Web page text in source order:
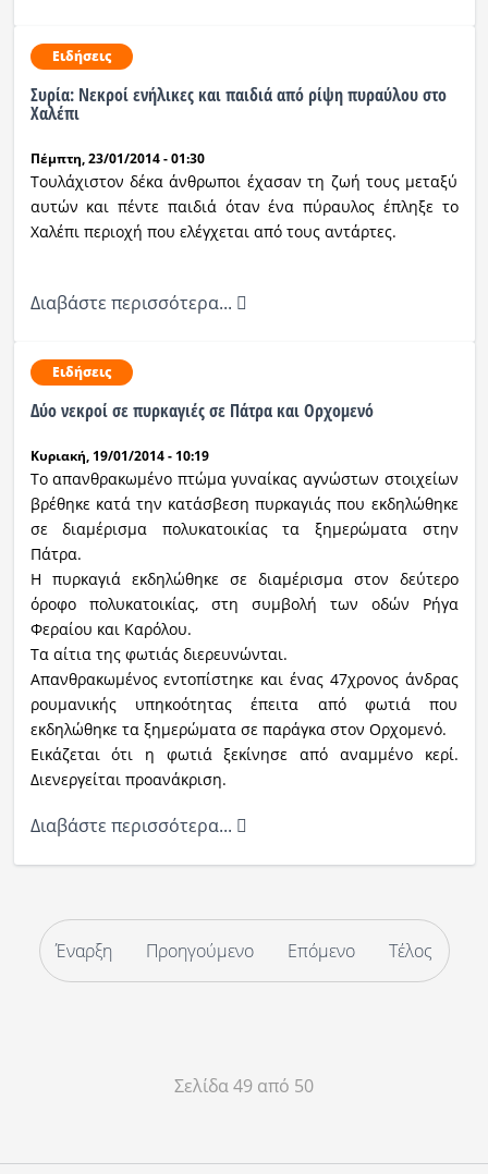
Ειδήσεις
Συρία: Νεκροί ενήλικες και παιδιά από ρίψη πυραύλου στο
Χαλέπι
Πέμπτη, 23/01/2014 - 01:30
Τουλάχιστον δέκα άνθρωποι έχασαν τη ζωή τους μεταξύ
αυτών και πέντε παιδιά όταν ένα πύραυλος έπληξε το
Χαλέπι περιοχή που ελέγχεται από τους αντάρτες.
Διαβάστε περισσότερα...
Ειδήσεις
Δύο νεκροί σε πυρκαγιές σε Πάτρα και Ορχομενό
Κυριακή, 19/01/2014 - 10:19
Το απανθρακωμένο πτώμα γυναίκας αγνώστων στοιχείων
βρέθηκε κατά την κατάσβεση πυρκαγιάς που εκδηλώθηκε
σε διαμέρισμα πολυκατοικίας τα ξημερώματα στην
Πάτρα.
Η πυρκαγιά εκδηλώθηκε σε διαμέρισμα στον δεύτερο
όροφο πολυκατοικίας, στη συμβολή των οδών Ρήγα
Φεραίου και Καρόλου.
Τα αίτια της φωτιάς διερευνώνται.
Απανθρακωμένος εντοπίστηκε και ένας 47χρονος άνδρας
ρουμανικής υπηκοότητας έπειτα από φωτιά που
εκδηλώθηκε τα ξημερώματα σε παράγκα στον Ορχομενό.
Εικάζεται ότι η φωτιά ξεκίνησε από αναμμένο κερί.
Διενεργείται προανάκριση.
Διαβάστε περισσότερα...
Έναρξη Προηγούμενο Επόμενο Τέλος
Σελίδα 49 από 50